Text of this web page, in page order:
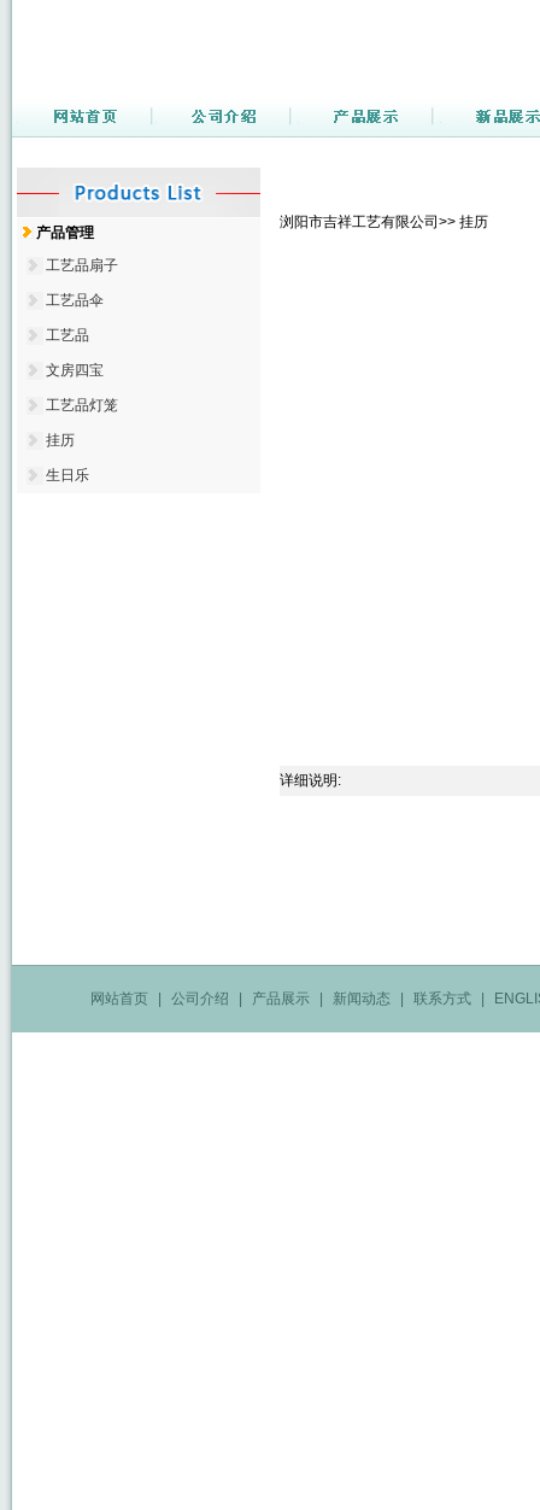
产品管理
工艺品扇子
工艺品伞
工艺品
文房四宝
工艺品灯笼
挂历
生日乐
浏阳市吉祥工艺有限公司>> 挂历
详细说明:
网站首页 公司介绍 产品展示 新闻动态 联系方式